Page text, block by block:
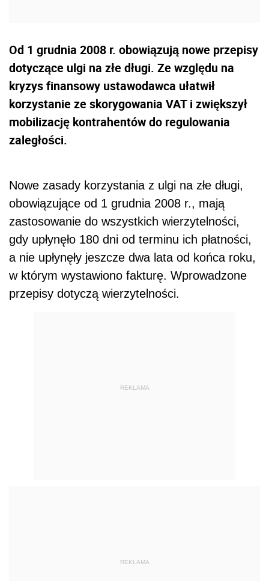
Od 1 grudnia 2008 r. obowiązują nowe przepisy
dotyczące ulgi na złe długi. Ze względu na
kryzys finansowy ustawodawca ułatwił
korzystanie ze skorygowania VAT i zwiększył
mobilizację kontrahentów do regulowania
zaległości.
Nowe zasady korzystania z ulgi na złe długi,
obowiązujące od 1 grudnia 2008 r., mają
zastosowanie do wszystkich wierzytelności,
gdy upłynęło 180 dni od terminu ich płatności,
a nie upłynęły jeszcze dwa lata od końca roku,
w którym wystawiono fakturę. Wprowadzone
przepisy dotyczą wierzytelności.
REKLAMA
REKLAMA